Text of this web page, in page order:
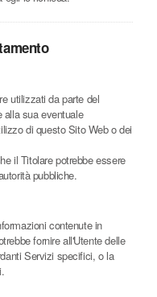
utilizzati da parte del
alla sua eventuale
di questo Sito Web o dei
il Titolare potrebbe essere
pubbliche.
contenute in
fornire all'Utente delle
Servizi specifici, o la